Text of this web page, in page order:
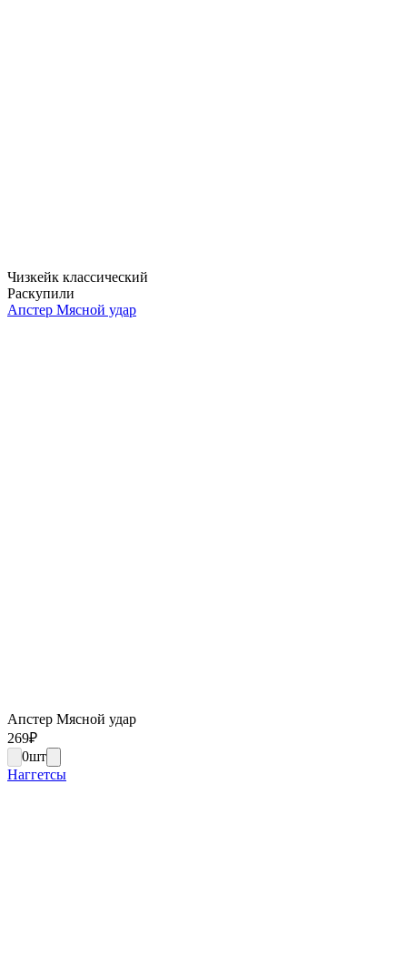
Чизкейк классический
Раскупили
Апстер Мясной удар
Апстер Мясной удар
269₽
0шт
Наггетсы